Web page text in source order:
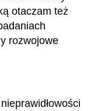
otaczam też
rozwojowe